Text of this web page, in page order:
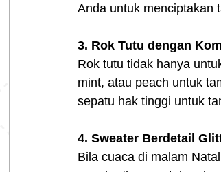
Anda untuk menciptakan
3. Rok Tutu dengan
Rok tutu tidak hanya
mint, atau peach untuk
sepatu hak tinggi untuk
4. Sweater Berdetail
Bila cuaca di malam